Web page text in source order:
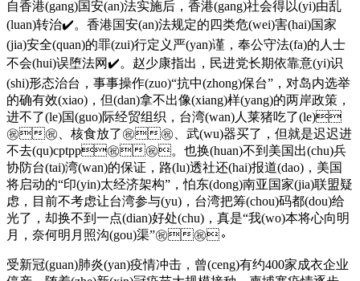
自香港(gang)国安(an)法实施后，香港(gang)社会得以(yi)由乱
(luan)转治✔️。香港国安(an)法规定的四类危(wei)害(hai)国家
(jia)安全(quan)的罪(zui)行定义严(yan)谨，奉公守法(fa)的人士
不会(hui)误堕法网✔️。赵少康指出，民进党长期依靠意(yi)识
(shi)形态治台，事事操作(zuo)“抗中(zhong)保台”，对岛内选举
的确有效(xiao)，但(dan)拿不出像(xiang)样(yang)的两岸政策，
进不了(le)国(guo)际经贸组织，台湾(wan)人莱猪吃了(le)
㊗️㊗️、核食放了㊗️㊗️、武(wu)器买了，但就是迟迟进
不去(qu)cptpp㊗️㊗️。也换(huan)不到美国出(chu)兵
协防台(tai)湾(wan)的保证，路(lu)透社还(hai)报道(dao)，美国
将启动的“印(yin)太经济架构”，怕东(dong)南亚国家(jia)联盟疑
虑，目前不考虑让台湾参与(yu)，台湾把筹(chou)码都(dou)给
光了，却换不到一点(dian)好处(chu)，真是“我(wo)本将心向明
月，奈何明月照沟(gou)渠”㊗️㊗️。
受新冠(guan)肺炎(yan)疫情冲击，曾(ceng)有约400家成衣企业